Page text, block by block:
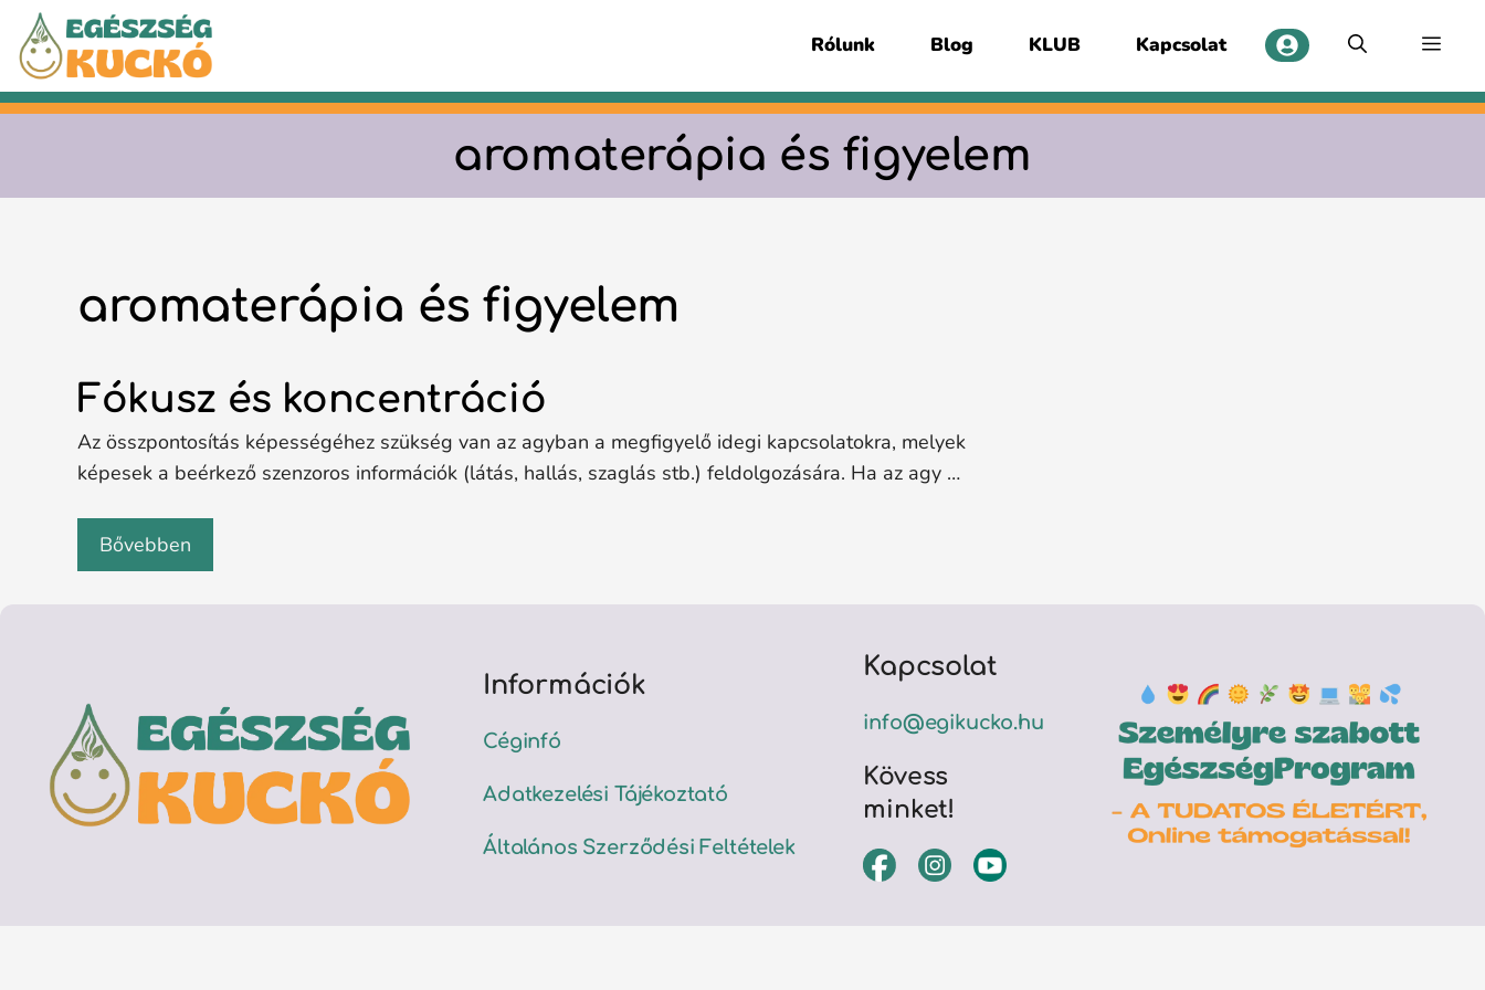
Kilépés
tartalomba
Rólunk Blog KLUB Kapcsolat
aromaterápia és figyelem
aromaterápia és figyelem
Fókusz és koncentráció
Az összpontosítás képességéhez szükség van az agyban a megfigyelő idegi kapcsolatokra, melyek
képesek a beérkező szenzoros információk (látás, hallás, szaglás stb.) feldolgozására. Ha az agy …
Bővebben
Információk
Céginfó
Adatkezelési Tájékoztató
Általános Szerződési Feltételek
Kapcsolat
info@egikucko.hu
Kövess
minket!